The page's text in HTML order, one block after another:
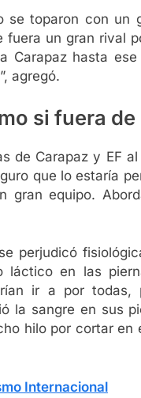
se toparon con un
fuera un gran rival
Carapaz hasta
agregó.
si fuera
de Carapaz y EF
que lo estaría
gran equipo.
perjudicó
láctico en las
ir a por
la sangre en sus
hilo por cortar
Internacional